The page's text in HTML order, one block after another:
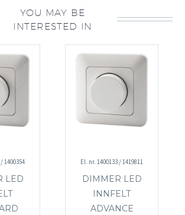
YOU MAY BE
INTERESTED IN
1400354
LED
El. nr. 1400133 / 1419811
DIMMER LED
INNFELT
ADVANCE